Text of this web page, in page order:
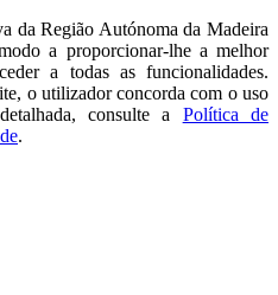
da Região Autónoma da Madeira
a proporcionar-lhe a melhor
a todas as funcionalidades.
o utilizador concorda com o uso
consulte a
Política de
.